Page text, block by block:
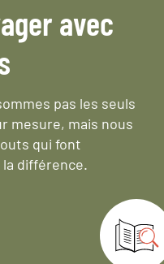
avec
pas les seuls
mesure, mais nous
qui font
différence.